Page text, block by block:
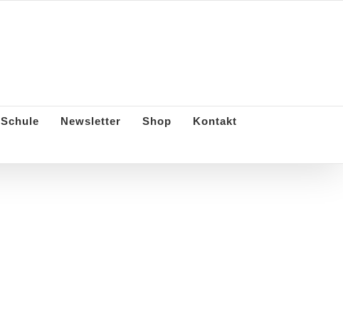
Schule Newsletter Shop Kontakt